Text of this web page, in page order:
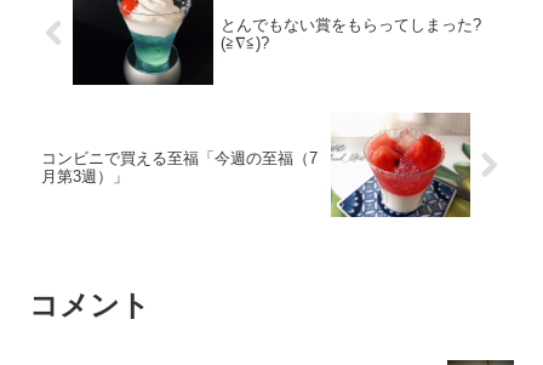
とんでもない賞をもらってしまった?
(≧∇≦)?
コンビニで買える至福「今週の至福（7
月第3週）」
コメント